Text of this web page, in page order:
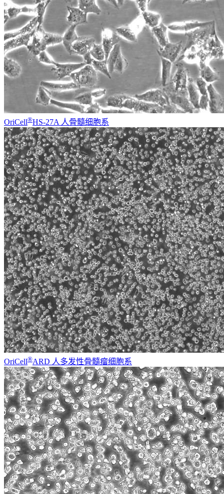
OriCell®HS-27A 人骨髓细胞系
OriCell®ARD 人多发性骨髓瘤细胞系